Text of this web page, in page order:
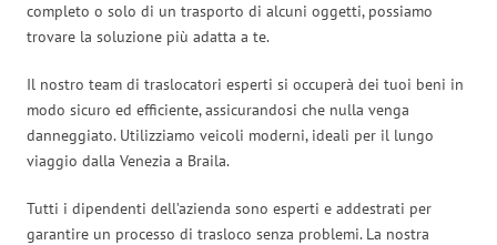
completo o solo di un trasporto di alcuni oggetti, possiamo
trovare la soluzione più adatta a te.
Il nostro team di traslocatori esperti si occuperà dei tuoi beni in
modo sicuro ed efficiente, assicurandosi che nulla venga
danneggiato. Utilizziamo veicoli moderni, ideali per il lungo
viaggio dalla Venezia a Braila.
Tutti i dipendenti dell’azienda sono esperti e addestrati per
garantire un processo di trasloco senza problemi. La nostra